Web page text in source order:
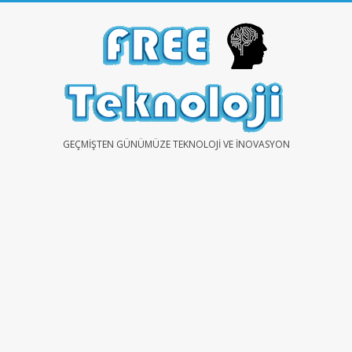
FREEGEÇMIŞTEN GÜNÜMÜZE TEKNOLOJI VE İNOVASYON